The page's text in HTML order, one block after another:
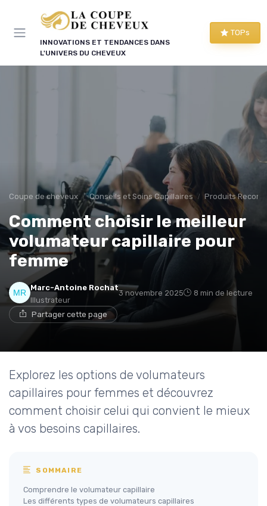
INNOVATIONS ET TENDANCES DANS
L'UNIVERS DU CHEVEUX
TOPs
Coupe de cheveux Conseils et Soins Capillaires Produits
Comment choisir le meilleur
volumateur capillaire pour
femme
Marc-Antoine Rochat
Illustrateur
3 novembre 2025 8 min de lecture
Partager cette page
Explorez les options de volumateurs
capillaires pour femmes et découvrez
comment choisir celui qui convient le mieux
à vos besoins capillaires.
SOMMAIRE
Comprendre le volumateur capillaire
Les différents types de volumateurs capillaires